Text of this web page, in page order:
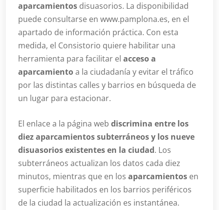
aparcamientos disuasorios. La disponibilidad
puede consultarse en www.pamplona.es, en el
apartado de información práctica. Con esta
medida, el Consistorio quiere habilitar una
herramienta para facilitar el acceso a
aparcamientoa la ciudadanía y evitar el tráfico
por las distintas calles y barrios en búsqueda de
un lugar para estacionar.
El enlace a la página web discrimina entre los
diez aparcamientos subterráneos y los nueve
disuasorios existentes en la ciudad. Los
subterráneos actualizan los datos cada diez
minutos, mientras que en los aparcamientos en
superficie habilitados en los barrios periféricos
de la ciudad la actualización es instantánea.